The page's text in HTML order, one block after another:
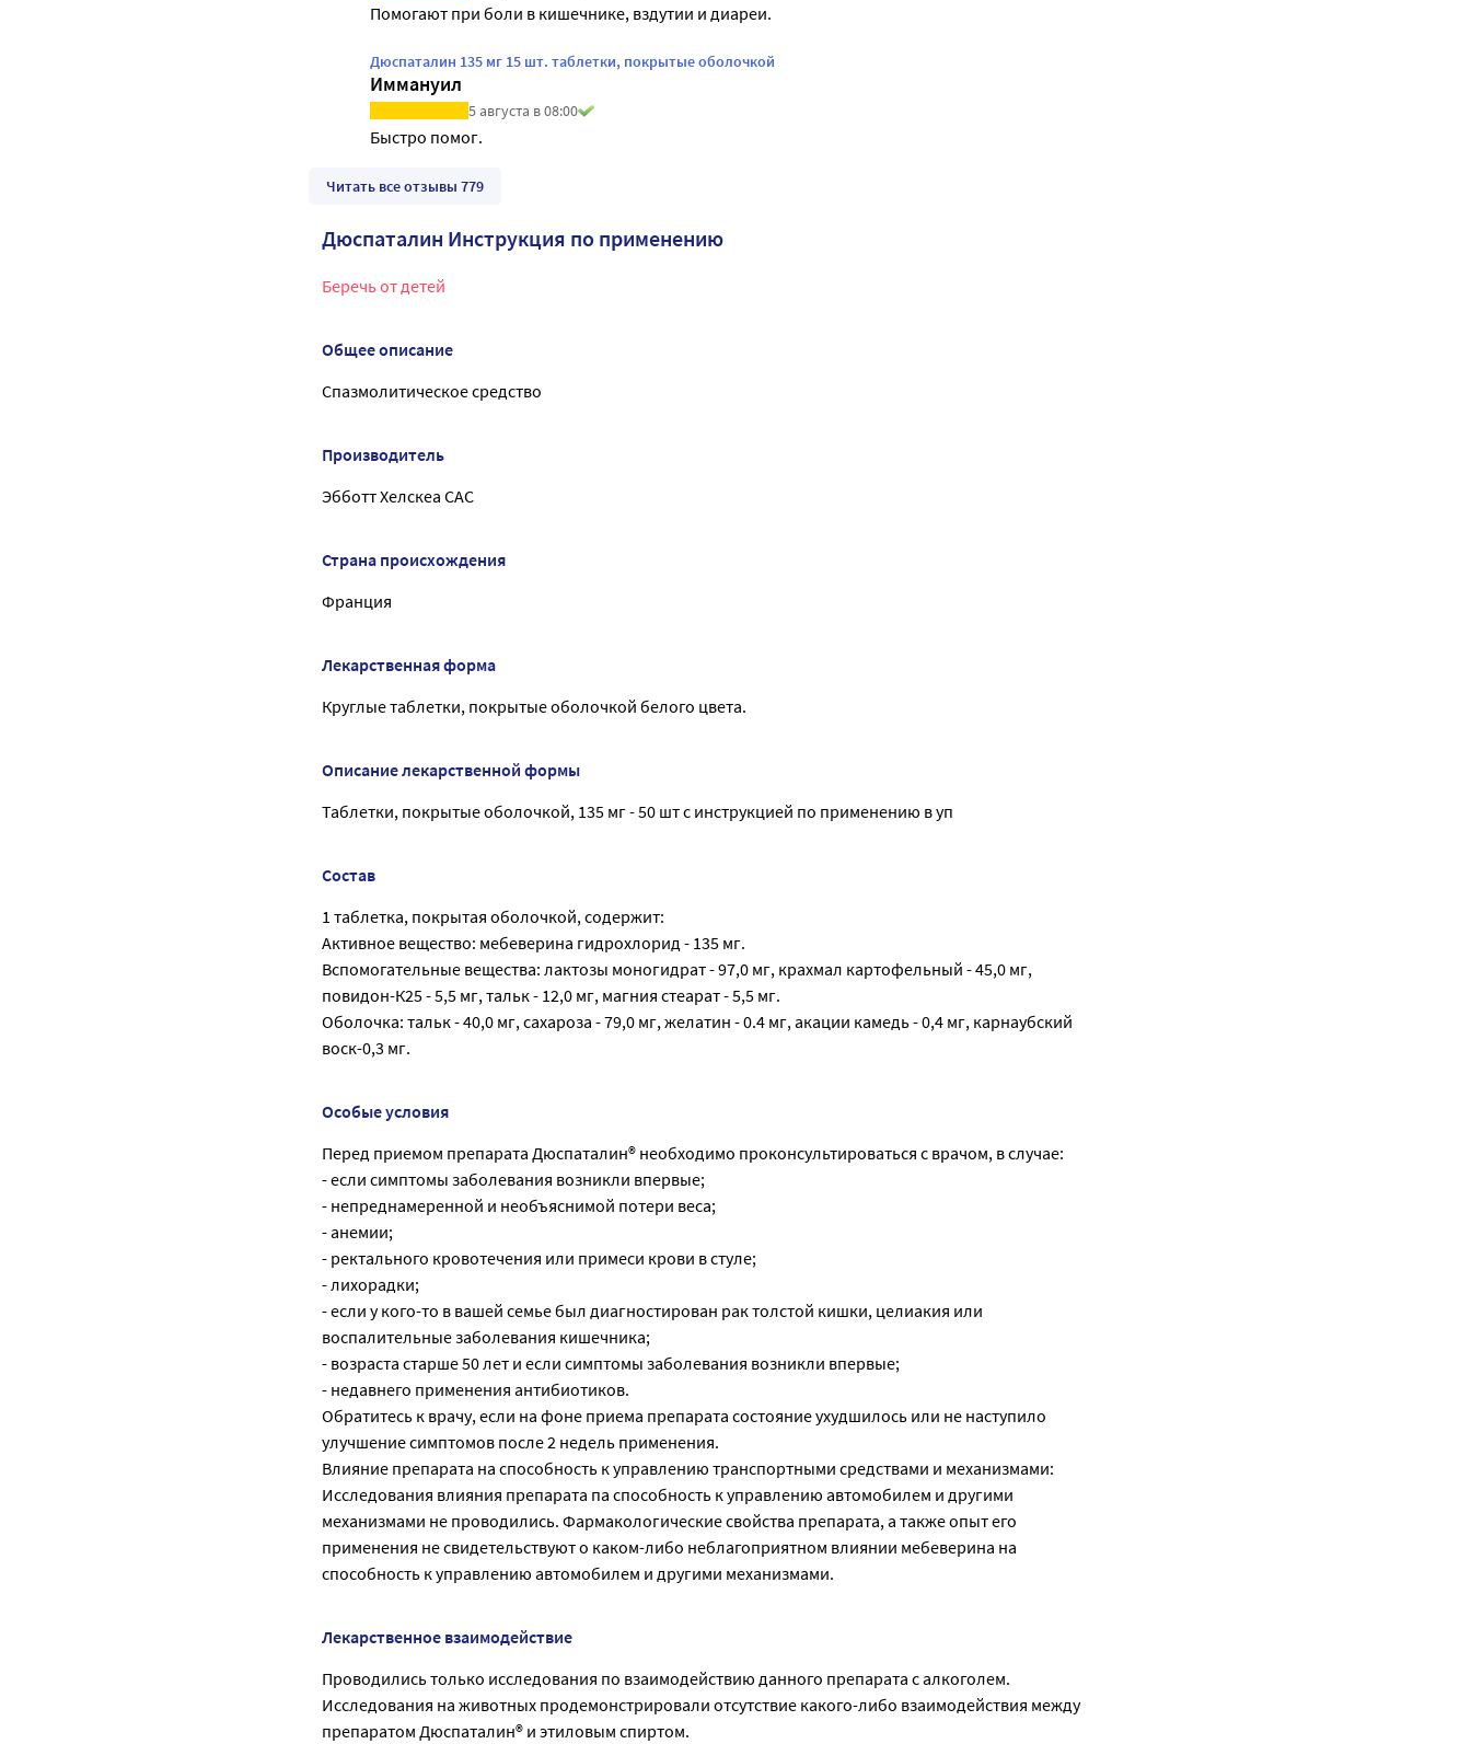
Помогают при боли в кишечнике, вздутии и диареи.
Дюспаталин 135 мг 15 шт. таблетки, покрытые оболочкой
Иммануил
5 августа в 08:00
Быстро помог.
Читать все отзывы 779
Дюспаталин Инструкция по применению
Беречь от детей
Общее описание
Спазмолитическое средство
Производитель
Эбботт Хелскеа САС
Страна происхождения
Франция
Лекарственная форма
Круглые таблетки, покрытые оболочкой белого цвета.
Описание лекарственной формы
Таблетки, покрытые оболочкой, 135 мг - 50 шт с инструкцией по применению в уп
Состав
1 таблетка, покрытая оболочкой, содержит:
Активное вещество: мебеверина гидрохлорид - 135 мг.
Вспомогательные вещества: лактозы моногидрат - 97,0 мг, крахмал картофельный - 45,0 мг,
повидон-К25 - 5,5 мг, тальк - 12,0 мг, магния стеарат - 5,5 мг.
Оболочка: тальк - 40,0 мг, сахароза - 79,0 мг, желатин - 0.4 мг, акации камедь - 0,4 мг, карнаубский
воск-0,3 мг.
Особые условия
Перед приемом препарата Дюспаталин® необходимо проконсультироваться с врачом, в случае:
- если симптомы заболевания возникли впервые;
- непреднамеренной и необъяснимой потери веса;
- анемии;
- ректального кровотечения или примеси крови в стуле;
- лихорадки;
- если у кого-то в вашей семье был диагностирован рак толстой кишки, целиакия или
воспалительные заболевания кишечника;
- возраста старше 50 лет и если симптомы заболевания возникли впервые;
- недавнего применения антибиотиков.
Обратитесь к врачу, если на фоне приема препарата состояние ухудшилось или не наступило
улучшение симптомов после 2 недель применения.
Влияние препарата на способность к управлению транспортными средствами и механизмами:
Исследования влияния препарата па способность к управлению автомобилем и другими
механизмами не проводились. Фармакологические свойства препарата, а также опыт его
применения не свидетельствуют о каком-либо неблагоприятном влиянии мебеверина на
способность к управлению автомобилем и другими механизмами.
Лекарственное взаимодействие
Проводились только исследования по взаимодействию данного препарата с алкоголем.
Исследования на животных продемонстрировали отсутствие какого-либо взаимодействия между
препаратом Дюспаталин® и этиловым спиртом.